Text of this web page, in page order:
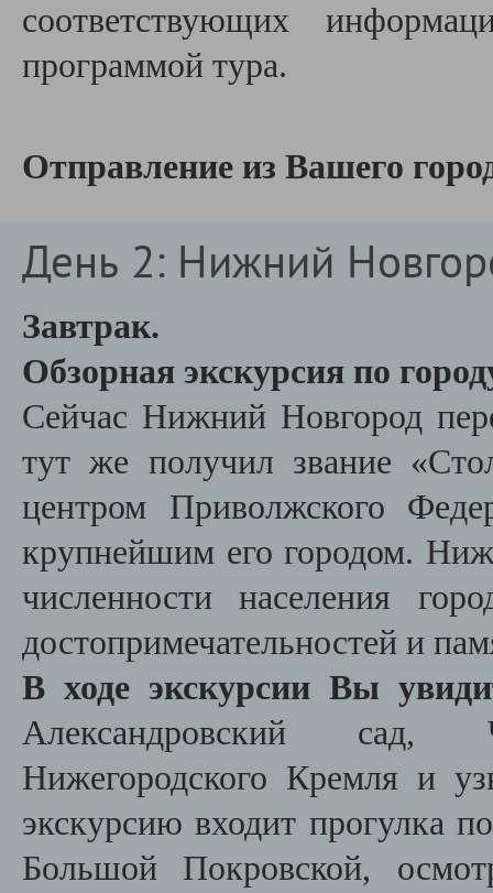
соответствующих
программой тура.
Отправление из Вашего
День 2: Нижний
Завтрак.
Обзорная экскурсия по
Сейчас Нижний Новгород
тут же получил звание
центром Приволжского
крупнейшим его городом.
численности населения
достопримечательностей и
В ходе экскурсии Вы
Александровский сад,
Нижегородского Кремля и
экскурсию входит прогулка
Большой Покровской,